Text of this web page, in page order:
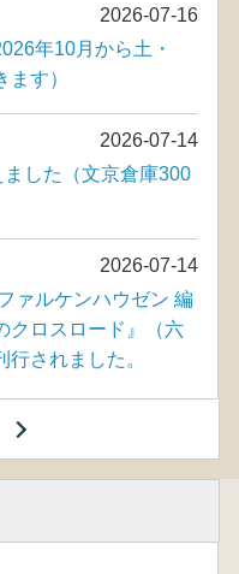
2026-07-16
年10月から土・
す）
2026-07-14
した（文京倉庫300
2026-07-14
ァルケンハウゼン 編
クロスロード』（六
されました。